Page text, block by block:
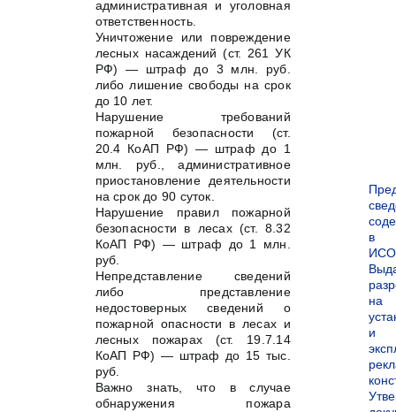
административная и уголовная
ответственность.
Уничтожение или повреждение
лесных насаждений (ст. 261 УК
РФ) — штраф до 3 млн. руб.
либо лишение свободы на срок
до 10 лет.
Нарушение требований
пожарной безопасности (ст.
20.4 КоАП РФ) — штраф до 1
млн. руб., административное
приостановление деятельности
на срок до 90 суток.
Нарушение правил пожарной
безопасности в лесах (ст. 8.32
КоАП РФ) — штраф до 1 млн.
руб.
Непредставление сведений
либо представление
недостоверных сведений о
пожарной опасности в лесах и
лесных пожарах (ст. 19.7.14
КоАП РФ) — штраф до 15 тыс.
руб.
Важно знать, что в случае
обнаружения пожара
в
на
и